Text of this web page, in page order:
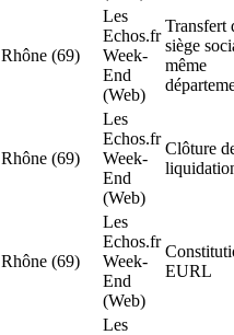
Rhône (69)
Les
Echos.fr
Week-
End
(Web)
Transfert
siège
même
Rhône (69)
Les
Echos.fr
Week-
End
(Web)
Clôture
Rhône (69)
Les
Echos.fr
Week-
End
(Web)
EURL
Les